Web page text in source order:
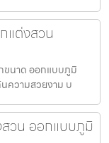
แต่งสวน
นาด ออกแบบภูมิ
ความสวยงาม บ
วน ออกแบบภูมิ